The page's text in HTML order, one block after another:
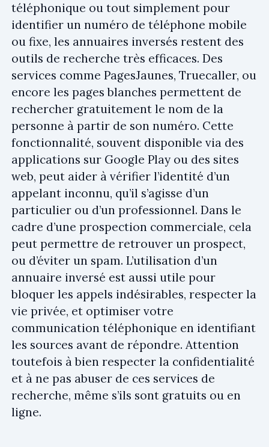
téléphonique ou tout simplement pour
identifier un numéro de téléphone mobile
ou fixe, les annuaires inversés restent des
outils de recherche très efficaces. Des
services comme PagesJaunes, Truecaller, ou
encore les pages blanches permettent de
rechercher gratuitement le nom de la
personne à partir de son numéro. Cette
fonctionnalité, souvent disponible via des
applications sur Google Play ou des sites
web, peut aider à vérifier l’identité d’un
appelant inconnu, qu’il s’agisse d’un
particulier ou d’un professionnel. Dans le
cadre d’une prospection commerciale, cela
peut permettre de retrouver un prospect,
ou d’éviter un spam. L’utilisation d’un
annuaire inversé est aussi utile pour
bloquer les appels indésirables, respecter la
vie privée, et optimiser votre
communication téléphonique en identifiant
les sources avant de répondre. Attention
toutefois à bien respecter la confidentialité
et à ne pas abuser de ces services de
recherche, même s’ils sont gratuits ou en
ligne.